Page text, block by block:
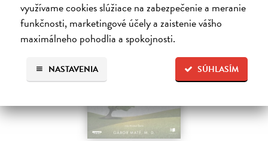
využívame cookies slúžiace na zabezpečenie a meranie
funkčnosti, marketingové účely a zaistenie vášho
maximálneho pohodlia a spokojnosti.
SÚHLASÍM
NASTAVENIA
E-AUDIO